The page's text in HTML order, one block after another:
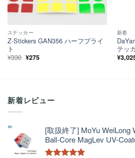
ステッカー
Z-Stickers GAN356 ハーフブライ
ト
¥330 元
の
し
た。
¥275現
在
で
す。
新着
テッ
¥
新着レビュー
[取扱終了] MoYu WeiLong
Ball-Core MagLev UV-